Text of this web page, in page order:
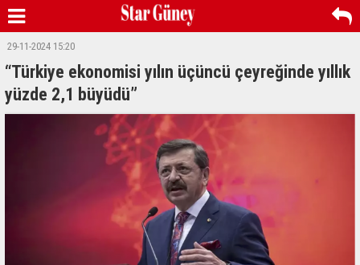
29-11-2024 15:20
“Türkiye ekonomisi yılın üçüncü çeyreğinde yıllık
yüzde 2,1 büyüdü”